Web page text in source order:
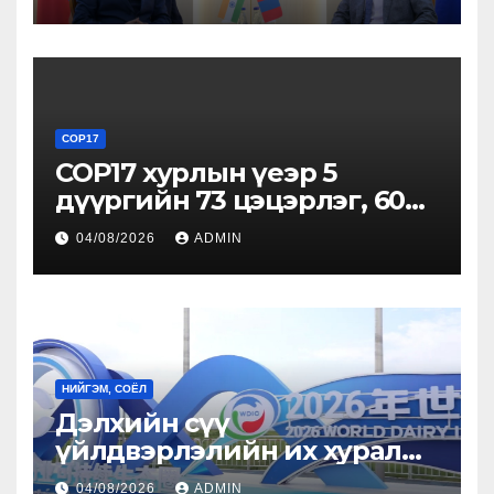
суугаа Онц бөгөөд Бүрэн эрхт
Элчин сайд Атул Малхари
COP17
COP17 хурлын үеэр 5
дүүргийн 73 цэцэрлэг, 60
сургуульд зохицуулалт
хийнэ
04/08/2026 ADMIN
НИЙГЭМ, СОЁЛ
Дэлхийн сүү
үйлдвэрлэлийн их хурал
болж байна
04/08/2026 ADMIN